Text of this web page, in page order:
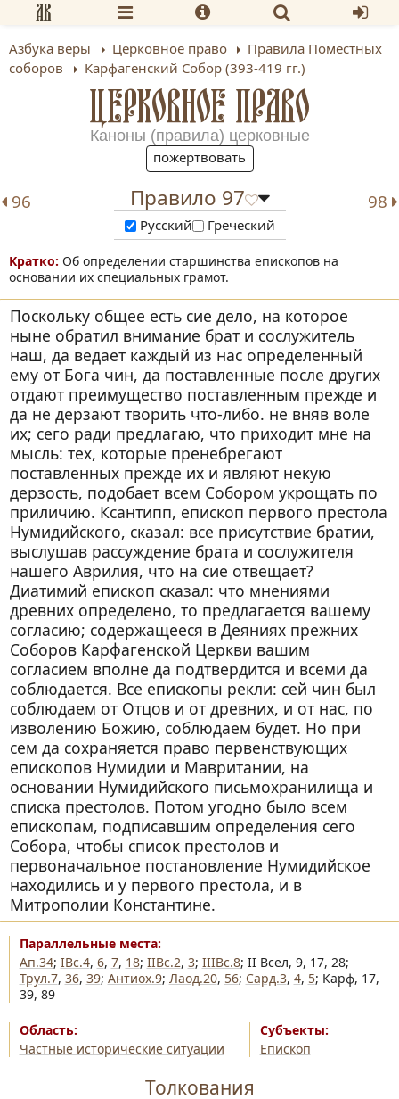
Азбука веры Церковное право
Правила Поместных
соборов
Карфагенский Собор (393-419 гг.)
ЦЕРКОВНОЕ ПРАВО
Каноны (правила) церковные
пожертвовать
96 Правило 97 98
Русский Греческий
Об определении старшинства епископов на
основании их специальных грамот.
Поскольку общее есть сие дело, на которое
ныне обратил внимание брат и сослужитель
наш, да ведает каждый из нас определенный
ему от Бога чин, да поставленные после других
отдают преимущество поставленным прежде и
да не дерзают творить что-либо. не вняв воле
их; сего ради предлагаю, что приходит мне на
мысль: тех, которые пренебрегают
поставленных прежде их и являют некую
дерзость, подобает всем Собором укрощать по
приличию. Ксантипп, епископ первого престола
Нумидийского, сказал: все присутствие братии,
выслушав рассуждение брата и сослужителя
нашего Аврилия, что на сие отвещает?
Диатимий епископ сказал: что мнениями
древних определено, то предлагается вашему
согласию; содержащееся в Деяниях прежних
Соборов Карфагенской Церкви вашим
согласием вполне да подтвердится и всеми да
соблюдается. Все епископы рекли: сей чин был
соблюдаем от Отцов и от древних, и от нас, по
изволению Божию, соблюдаем будет. Но при
сем да сохраняется право первенствующих
епископов Нумидии и Мавритании, на
основании Нумидийского письмохранилища и
списка престолов. Потом угодно было всем
епископам, подписавшим определения сего
Собора, чтобы список престолов и
первоначальное постановление Нумидийское
находились и у первого престола, и в
Митрополии Константине.
Ап.34; IВс.4, 6, 7, 18; IIВс.2, 3; IIIВс.8; II Всел, 9, 17, 28;
Трул.7, 36, 39; Антиох.9; Лаод.20, 56; Сард.3, 4, 5; Карф, 17,
39, 89
Частные исторические ситуации Епископ
Толкования